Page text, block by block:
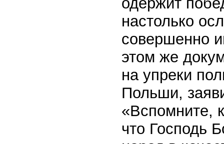
настолько
совершенно
этом же
на упреки
Польши,
«Вспомните,
что Господь